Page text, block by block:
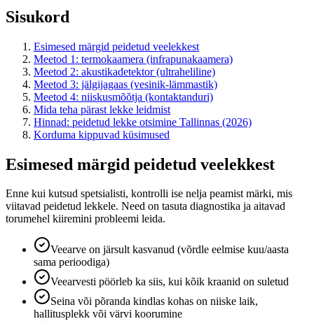
Sisukord
Esimesed märgid peidetud veelekkest
Meetod 1: termokaamera (infrapunakaamera)
Meetod 2: akustikadetektor (ultraheliline)
Meetod 3: jälgijagaas (vesinik-lämmastik)
Meetod 4: niiskusmõõtja (kontaktanduri)
Mida teha pärast lekke leidmist
Hinnad: peidetud lekke otsimine Tallinnas (2026)
Korduma kippuvad küsimused
Esimesed märgid peidetud veelekkest
Enne kui kutsud spetsialisti, kontrolli ise nelja peamist märki, mis
viitavad peidetud lekkele. Need on tasuta diagnostika ja aitavad
torumehel kiiremini probleemi leida.
Veearve on järsult kasvanud (võrdle eelmise kuu/aasta
sama perioodiga)
Veearvesti pöörleb ka siis, kui kõik kraanid on suletud
Seina või põranda kindlas kohas on niiske laik,
hallitusplekk või värvi koorumine